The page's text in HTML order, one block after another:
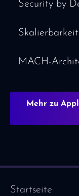
Security by
Skalierbarkeit
MACH-
Mehr zu
Startseite